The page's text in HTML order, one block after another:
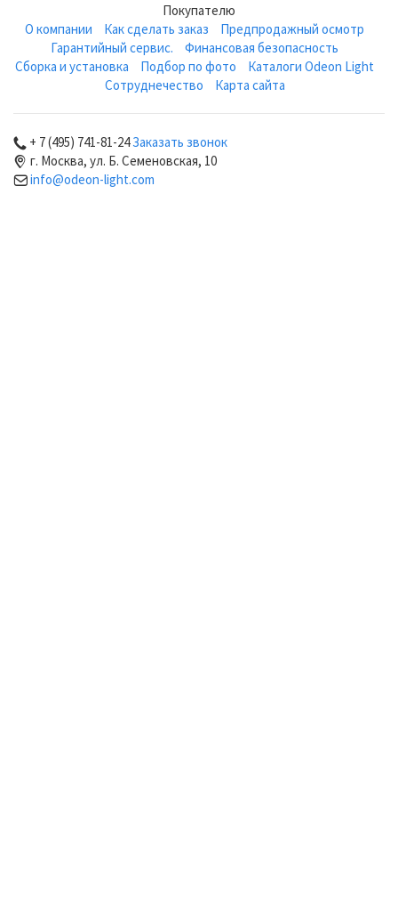
Покупателю
О компании
Как сделать заказ
Предпродажный осмотр
Гарантийный сервис.
Финансовая безопасность
Сборка и установка
Подбор по фото
Каталоги Odeon Light
Сотруднечество
Карта сайта
+ 7 (495) 741-81-24Заказать звонок
г. Москва, ул. Б. Семеновская, 10
info@odeon-light.com